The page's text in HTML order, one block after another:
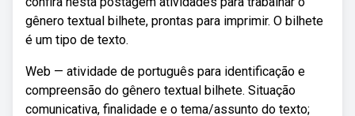
gênero textual bilhete, prontas para imprimir. O bilhete
é um tipo de texto.
Web — atividade de português para identificação e
compreensão do gênero textual bilhete. Situação
comunicativa, finalidade e o tema/assunto do texto;